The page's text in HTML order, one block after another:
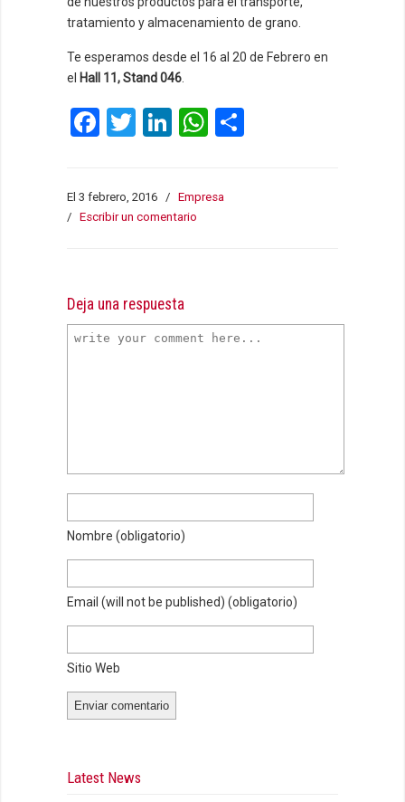
tratamiento y almacenamiento de grano.
Te esperamos desde el 16 al 20 de Febrero en
el Hall 11, Stand 046.
Facebook
Twitter
LinkedInWhatsApp
El 3 febrero, 2016 / Empresa
/ Escribir un comentario
Deja una respuesta
Nombre (obligatorio)
Email (will not be published) (obligatorio)
Sitio Web
Latest News